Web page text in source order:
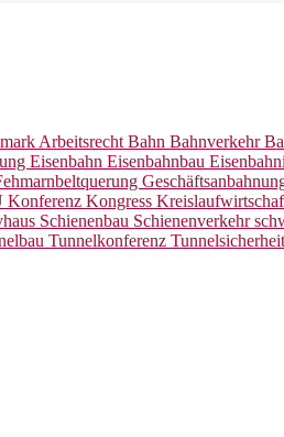
Arbeitsrecht Bahn Bahnverkehr
Eisenbahn Eisenbahnbau
Konferenz Kongress
Schienenbau Schienenverkehr
Tunnelkonferenz Tunnelsicherheit